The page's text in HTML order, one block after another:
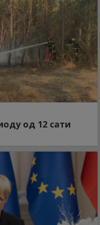
од 12 сати